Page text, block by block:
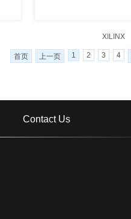
XILINX
首页 上一页 1 2 3 4
Contact Us